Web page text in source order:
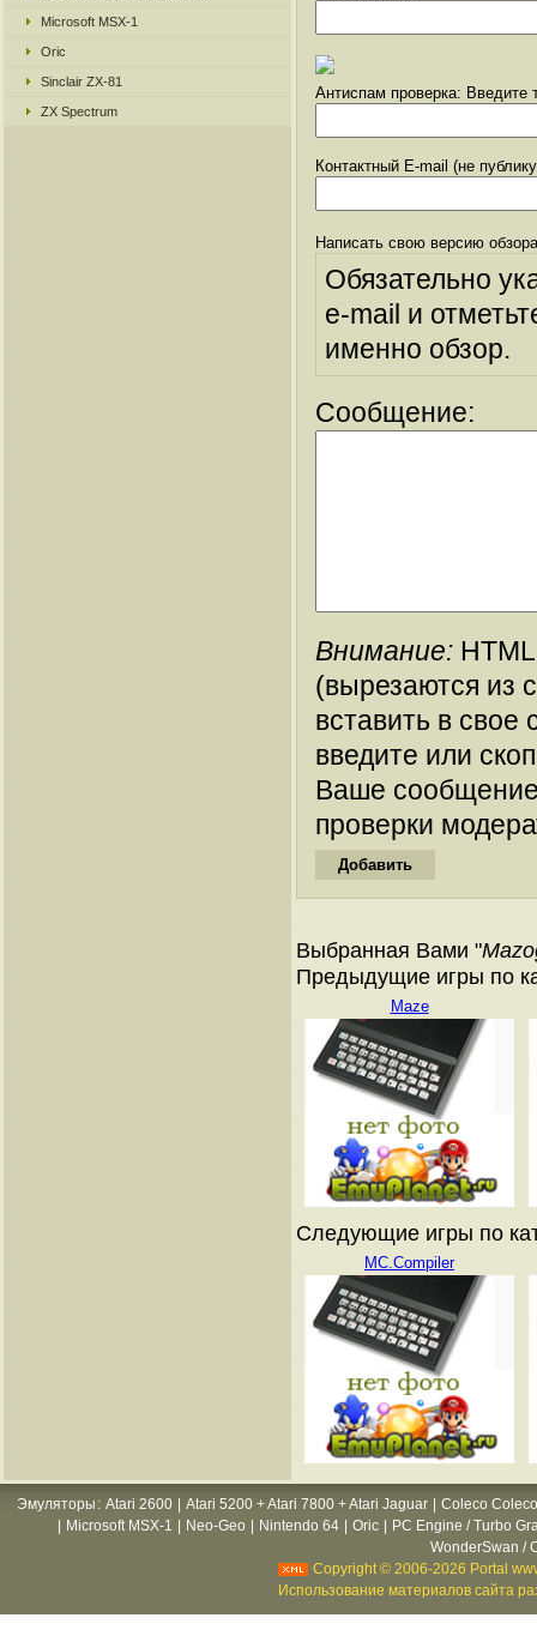
Microsoft MSX-1
Oric
Sinclair ZX-81
ZX Spectrum
Антиспам проверка: Введите
Контактный E-mail (не
Написать свою версию
Обязательно
e-mail и
именно обзор.
Сообщение:
Внимание:
(вырезаются из
вставить в
введите или
Ваше
проверки
Выбранная Вами "
Предыдущие игры по
Maze
Следующие игры по
MC.Compiler
Эмуляторы : Atari 2600 Atari 5200 + Atari 7800 + Atari Jaguar
Coleco
Microsoft MSX-1 Neo-Geo Nintendo 64 Oric
PC Engine / Turbo
WonderSwan /
Copyright © 2006-2026 Portal
Использование материалов сайта